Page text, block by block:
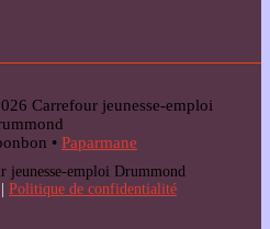
Carrefour jeunesse-emploi
• Paparmane
jeunesse-emploi Drummond
| Politique de confidentialité